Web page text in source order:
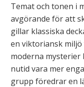
Temat och tonen i
avgörande för att
gillar klassiska
en viktoriansk
moderna mysterier
nutid vara mer
grupp föredrar en